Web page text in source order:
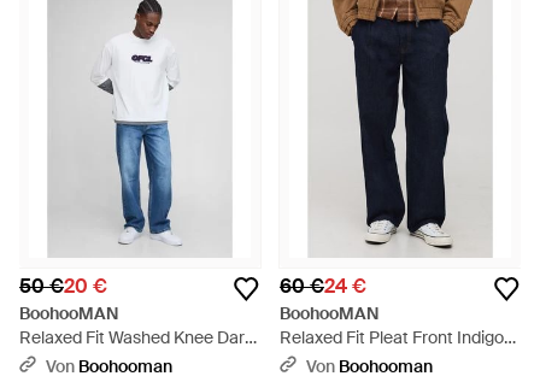
50 €20 €
BoohooMAN
Relaxed Fit Washed Knee Dart
Jeans - Blau
Von Boohooman
60 €24 €
BoohooMAN
Relaxed Fit Pleat Front Indigo
Jeans - Blau
Von Boohooman